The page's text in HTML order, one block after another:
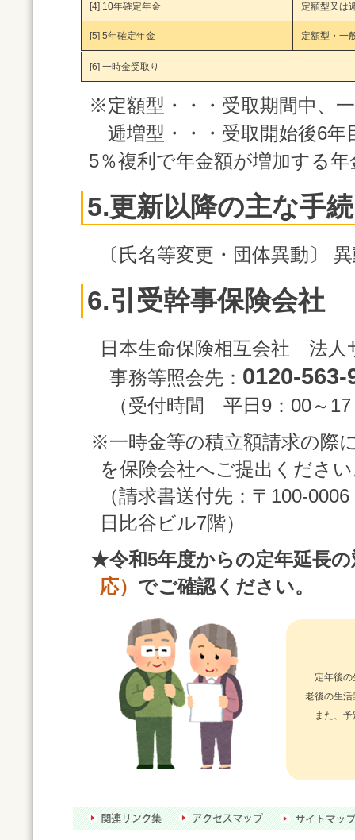
[4] 10年確定年金 定額型又は
[5] 5年確定年金 定額型・一
[6] 一時金受取り
※定額型・・・受取期間中、
逓増型・・・受取開始後6年
5％複利で年金額が増加する
5.更新以降の主な手
〔氏名等変更・団体異動〕
6.引受幹事保険会社
日本生命保険相互会社 法人
事務等照会先： 0120-563-
（受付時間 平日9：00～17
※一時金等の積立額請求の際
を保険会社へご提出くださ
（請求書送付先：〒100-
日比谷ビル7階）
★令和5年度からの定年延長
応） でご確認ください。
定年後
老後の生
また、予